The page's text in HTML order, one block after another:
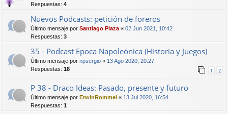
Respuestas: 4
Nuevos Podcasts: petición de foreros
Último mensaje por Santiago Plaza « 02 Jun 2021, 10:42
Respuestas: 3
35 - Podcast Epoca Napoleónica (Historia y Juegos)
Último mensaje por npsergio « 13 Ago 2020, 20:27
Respuestas: 18 1 2
P 38 - Draco Ideas: Pasado, presente y futuro
Último mensaje por ErwinRommel « 13 Jul 2020, 16:54
Respuestas: 1